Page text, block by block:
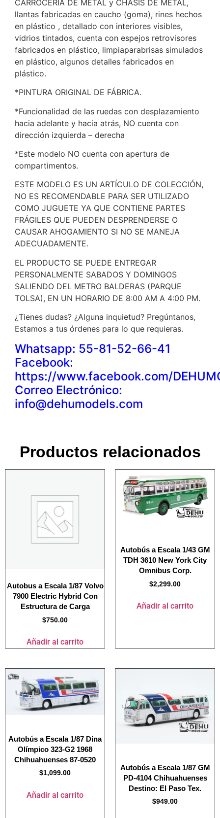
CARROCERÍA DE METAL y CHASIS DE METAL,
llantas fabricadas en caucho (goma), rines hechos
en plástico , detallado con interiores visibles,
vidrios tintados, cuenta con espejos retrovisores
fabricados en plástico, limpiaparabrisas simulados
en plástico, algunos detalles fabricados en
plástico.
*PINTURA ORIGINAL DE FÁBRICA.
*Funcionalidad de las ruedas con desplazamiento
hacia adelante y hacia atrás, NO cuenta con
dirección izquierda – derecha
*Este modelo NO cuenta con apertura de
compartimentos.
ESTE MODELO ES UN ARTÍCULO DE COLECCIÓN,
NO ES RECOMENDABLE PARA SER UTILIZADO
COMO JUGUETE YA QUE CONTIENE PARTES
FRÁGILES QUE PUEDEN DESPRENDERSE O
CAUSAR AHOGAMIENTO SI NO SE MANEJA
ADECUADAMENTE.
EL PRODUCTO SE PUEDE ENTREGAR
PERSONALMENTE SABADOS Y DOMINGOS
SALIENDO DEL METRO BALDERAS (PARQUE
TOLSA), EN UN HORARIO DE 8:00 AM A 4:00 PM.
¿Tienes dudas? ¿Alguna inquietud? Pregúntanos,
Estamos a tus órdenes para lo que requieras.
Whatsapp: 55-81-52-66-41
Facebook:
https://www.facebook.com/
Correo Electrónico:
info@dehumodels.com
Productos relacionados
Autobus a Escala 1/87 Volvo
7900 Electric Hybrid Con
Estructura de Carga
$750.00
Añadir al carrito
Autobús a Escala 1/43 GM
TDH 3610 New York City
Omnibus Corp.
$2,299.00
Añadir al carrito
Autobús a Escala 1/87 Dina
Olímpico 323-G2 1968
Chihuahuenses 87-0520
$1,099.00
Añadir al carrito
Autobús a Escala 1/87 GM
PD-4104 Chihuahuenses
Destino: El Paso Tex.
$949.00